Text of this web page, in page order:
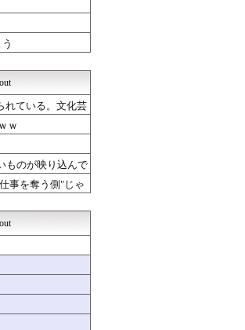
りん...
・子...
！！
嫁・...
・子...
46まと...
報
れている。文化芸
ｗ
ものが映り込んで
事を奪う側"じゃ